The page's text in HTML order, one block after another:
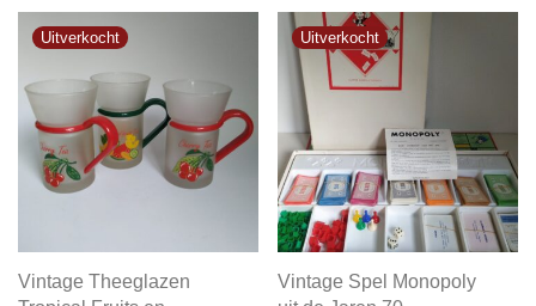
Vintage Theeglazen
Vintage Spel Monopoly